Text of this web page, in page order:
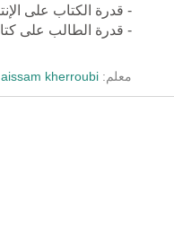
- قدرة الكتاب على
- قدرة الطالب على
معلم:aissam kherroubi